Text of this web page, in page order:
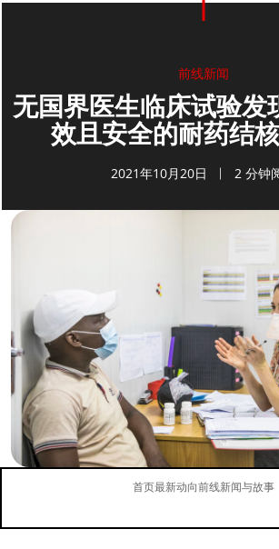
前线新闻
无国界医生临床试验发
效且安全的耐药结
2021年10月20日 2 分钟
首页最新动向前线新闻与故事